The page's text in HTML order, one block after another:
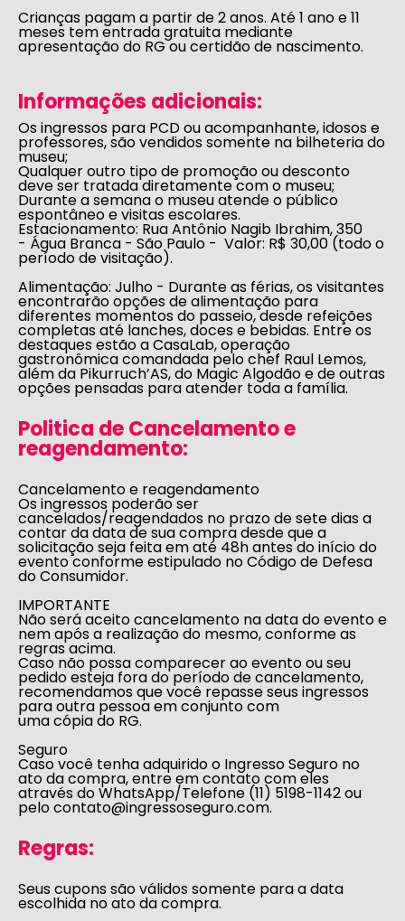
Crianças pagam a partir de 2 anos. Até 1 ano e 11
meses tem entrada gratuita mediante
apresentação do RG ou certidão de nascimento.
Informações adicionais:
Os ingressos para PCD ou acompanhante, idosos e
professores, são vendidos somente na bilheteria do
museu;
Qualquer outro tipo de promoção ou desconto
deve ser tratada diretamente com o museu;
Durante a semana o museu atende o público
espontâneo e visitas escolares.
Estacionamento: Rua Antônio Nagib Ibrahim, 350
- Água Branca - São Paulo - Valor: R$ 30,00 (todo o
período de visitação).
Alimentação: Julho - Durante as férias, os visitantes
encontrarão opções de alimentação para
diferentes momentos do passeio, desde refeições
completas até lanches, doces e bebidas. Entre os
destaques estão a CasaLab, operação
gastronômica comandada pelo chef Raul Lemos,
além da Pikurruch’AS, do Magic Algodão e de outras
opções pensadas para atender toda a família.
Politica de Cancelamento e
reagendamento:
Cancelamento e reagendamento
Os ingressos poderão ser
cancelados/reagendados no prazo de sete dias a
contar da data de sua compra desde que a
solicitação seja feita em até 48h antes do início do
evento conforme estipulado noCódigo de Defesa
do Consumidor.
IMPORTANTE
Não será aceito cancelamento na data do evento e
nem após a realização do mesmo, conforme as
regras acima.
Caso não possa comparecer ao evento ou seu
pedido esteja fora do período de cancelamento,
recomendamos que você repasse seus ingressos
para outra pessoa em conjunto com
uma cópia do RG.
Seguro
Caso você tenha adquirido o Ingresso Seguro no
ato da compra, entre em contato com eles
através do WhatsApp/Telefone (11) 5198-1142 ou
pelocontato@ingressoseguro.com.
Regras:
Seus cupons são válidos somente para a data
escolhida no ato da compra.